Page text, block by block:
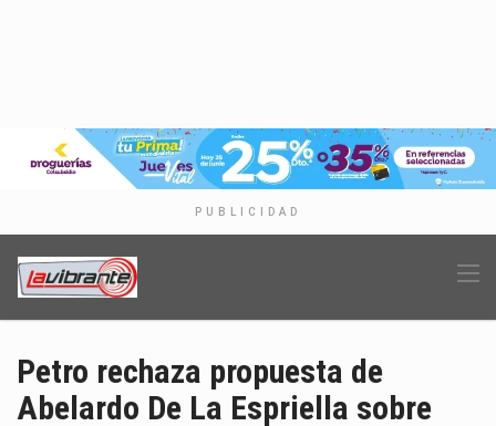
PUBLICIDAD
Petro rechaza propuesta de
Abelardo De La Espriella sobre